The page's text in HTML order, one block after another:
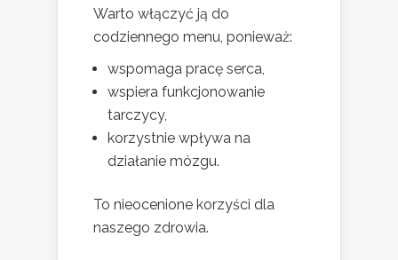
Warto włączyć ją do
codziennego menu, ponieważ:
wspomaga pracę serca,
wspiera funkcjonowanie
tarczycy,
korzystnie wpływa na
działanie mózgu.
To nieocenione korzyści dla
naszego zdrowia.